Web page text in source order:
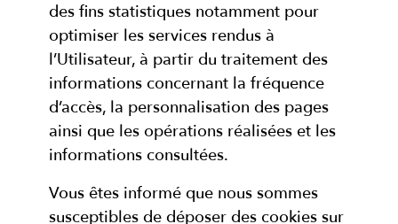
des fins statistiques notamment pour
optimiser les services rendus à
l’Utilisateur, à partir du traitement des
informations concernant la fréquence
d’accès, la personnalisation des pages
ainsi que les opérations réalisées et les
informations consultées.
Vous êtes informé que nous sommes
susceptibles de déposer des cookies sur